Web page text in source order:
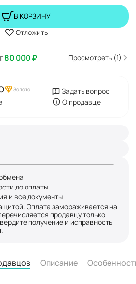
В КОРЗИНУ
Отложить
80 000₽ Просмотреть (1)
Золото
Задать вопрос
О продавце
до оплаты
и все документы
Оплата замораживается на
продавцу только
получение и исправность
Описание